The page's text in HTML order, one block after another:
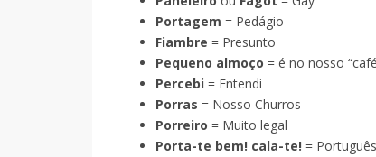
Portagem = Pedágio
Fiambre = Presunto
Pequeno almoço = é no nosso
Percebi = Entendi
Porras = Nosso Churros
Porreiro = Muito legal
Porta-te bem! cala-te! =